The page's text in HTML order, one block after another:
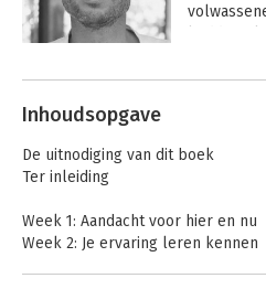
Andere boeken
Inhoudsopgave
De uitnodiging van dit boek
Ter inleiding
Week 1: Aandacht voor hier en nu
Week 2: Je ervaring leren kennen